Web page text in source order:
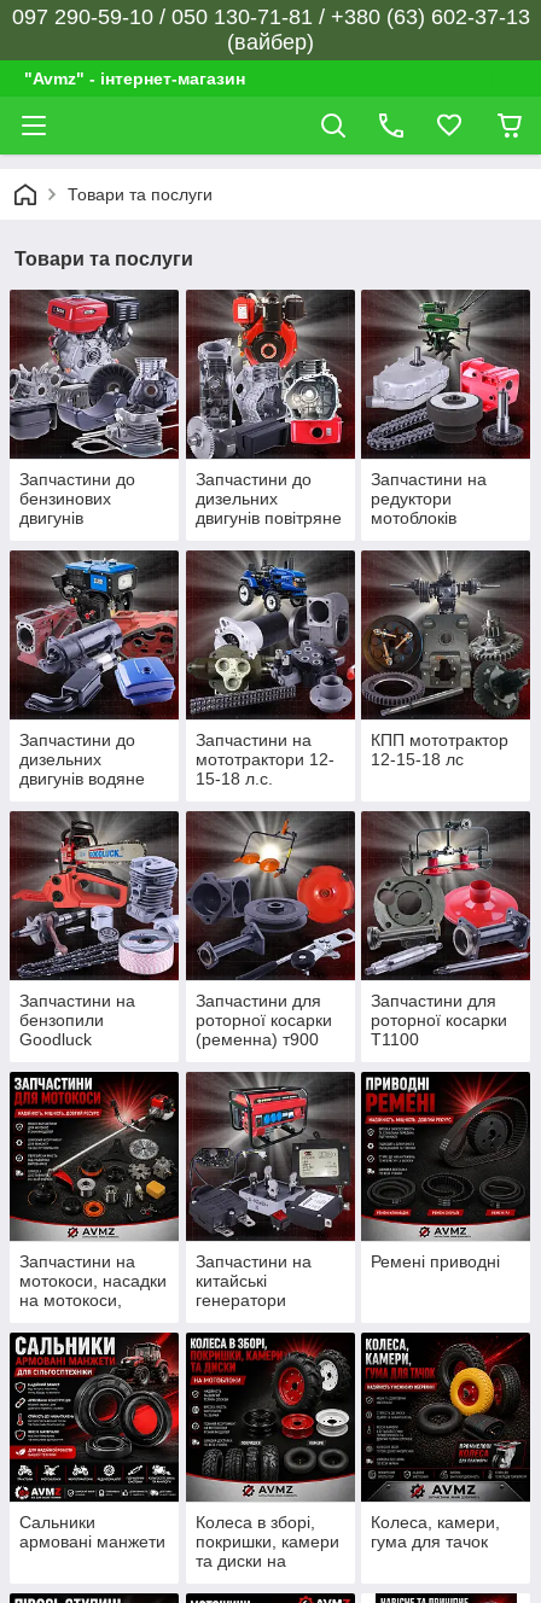
097 290-59-10 / 050 130-71-81 / +380 (63) 602-37-13
(вайбер)
"Avmz" - інтернет-магазин
Товари та послуги
Товари та послуги
Запчастини до
бензинових
двигунів
Запчастини до
дизельних
двигунів повітряне
Запчастини на
редуктори
мотоблоків
Запчастини до
дизельних
двигунів водяне
Запчастини на
мототрактори 12-
15-18 л.с.
КПП мототрактор
12-15-18 лс
Запчастини на
бензопили
Goodluck
350/352, St180
Запчастини для
роторної косарки
(ременна) т900
Запчастини для
роторної косарки
Т1100
Запчастини на
мотокоси, насадки
на мотокоси,
Запчастини на
китайські
генератори
Ремені приводні
Сальники
армовані манжети
Колеса в зборі,
покришки, камери
та диски на
Колеса, камери,
гума для тачок